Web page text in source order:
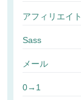
アフィリエイト
Sass
メール
0→1